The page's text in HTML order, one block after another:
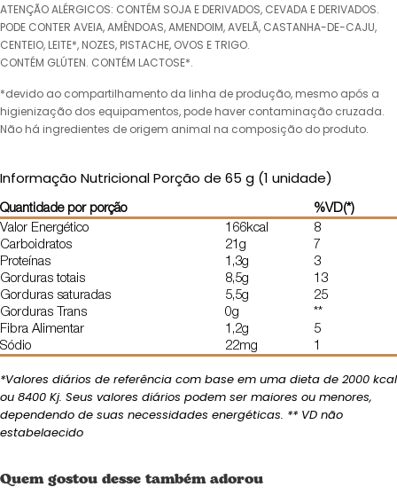
ATENÇÃO ALÉRGICOS: CONTÉM SOJA E DERIVADOS, CEVADA E DERIVADOS.
PODE CONTER AVEIA, AMÊNDOAS, AMENDOIM, AVELÃ, CASTANHA-DE-CAJU,
CENTEIO, LEITE*, NOZES, PISTACHE, OVOS E TRIGO.
CONTÉM GLÚTEN. CONTÉM LACTOSE*.
*devido ao compartilhamento da linha de produção, mesmo após a
higienização dos equipamentos, pode haver contaminação cruzada.
Não há ingredientes de origem animal na composição do produto.
Informação Nutricional Porção de 65 g (1 unidade)
Quantidade por porção
%VD(*)
Valor Energético
166kcal
8
Carboidratos
21g
7
Proteínas
1,3g
3
Gorduras totais
8,5g
13
Gorduras saturadas
5,5g
25
Gorduras Trans
0g
**
Fibra Alimentar
1,2g
5
Sódio
22mg 1
*Valores diários de referência com base em uma dieta de 2000 kcal
ou 8400 Kj. Seus valores diários podem ser maiores ou menores,
dependendo de suas necessidades energéticas. ** VD não
estabelaecido
Quem gostou desse também adorou